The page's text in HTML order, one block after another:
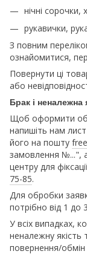
нічні
рукавички,
З повним
ознайомитися,
Повернути ці
або
Брак і неналежна
Щоб оформити
напишіть нам лист
його на пошту
замовлення №...",
центру для
75-85.
Для обробки
потрібно від 1 до
У всіх випадках,
неналежну якість
повернення/обмін